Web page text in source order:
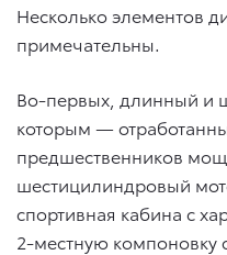
Несколько элементов
примечательны.
Во-первых, длинный и
которым —
предшественников
шестицилиндровый
спортивная кабина с
2-местную компоновку